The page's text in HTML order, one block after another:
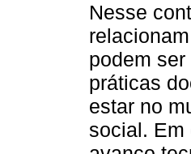
Nesse
podem
práticas
estar no
social. Em